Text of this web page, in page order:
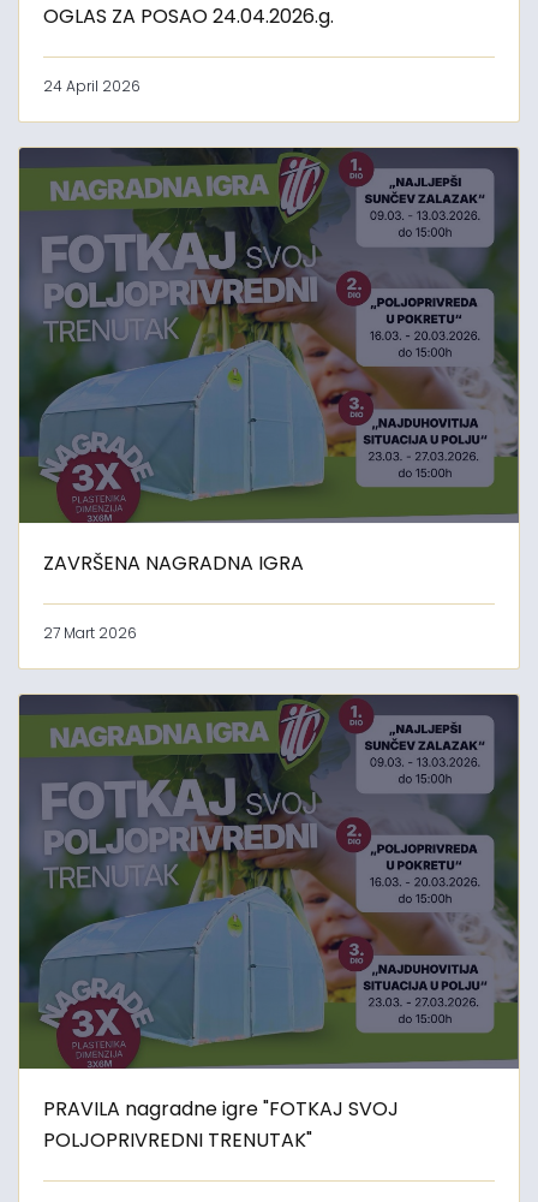
OGLAS ZA POSAO 24.04.2026.g.
24 April 2026
ZAVRŠENA NAGRADNA IGRA
27 Mart 2026
PRAVILA nagradne igre "FOTKAJ SVOJ
POLJOPRIVREDNI TRENUTAK"